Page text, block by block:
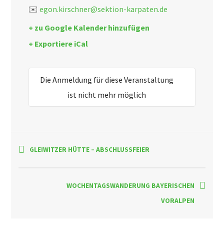
✉️egon.kirschner@sektion-karpaten.de
+ zu Google Kalender hinzufügen
+ Exportiere iCal
Die Anmeldung für diese Veranstaltung
ist nicht mehr möglich
GLEIWITZER HÜTTE – ABSCHLUSSFEIER
WOCHENTAGSWANDERUNG BAYERISCHEN
VORALPEN